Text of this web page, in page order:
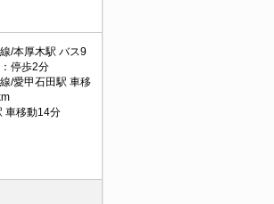
/本厚木駅 バス9
停歩2分
/愛甲石田駅 車移
車移動14分